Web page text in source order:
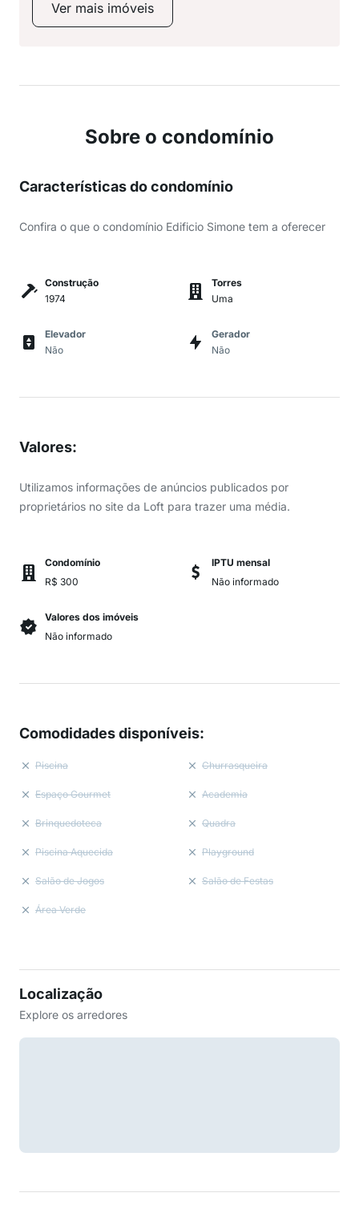
Ver mais imóveis
Sobre o condomínio
Características do condomínio
Confira o que o condomínio Edificio Simone tem a oferecer
Construção
1974
Torres
Uma
Elevador
Não
Gerador
Não
Valores:
Utilizamos informações de anúncios publicados por
proprietários no site da Loft para trazer uma média.
Condomínio
R$ 300
IPTU mensal
Não informado
Valores dos imóveis
Não informado
Comodidades disponíveis:
Piscina Churrasqueira
Espaço Gourmet Academia
Brinquedoteca Quadra
Piscina Aquecida Playground
Salão de Jogos Salão de Festas
Área Verde
Localização
Explore os arredores